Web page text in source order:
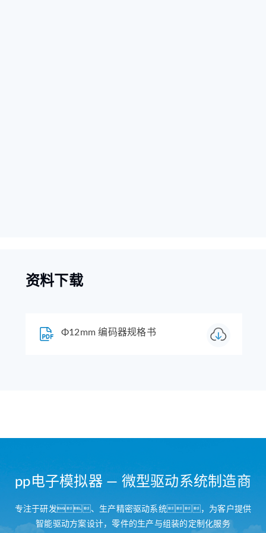
资料下载
Φ12mm 编码器规格书
pp电子模拟器 — 微型驱动系统制造商
专注于研发、生产精密驱动系统，为客户提供
智能驱动方案设计，零件的生产与组装的定制化服务